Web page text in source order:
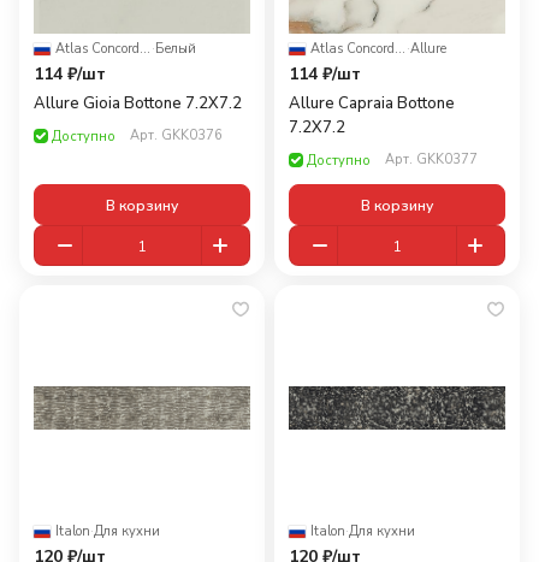
Atlas Concorde Russia ·Белый
114 ₽/шт
Allure Gioia Bottone 7.2X7.2
Доступно Арт. GKK0376
В корзину
Atlas Concorde Russia ·Allure
114 ₽/шт
Allure Capraia Bottone
7.2X7.2
Доступно Арт. GKK0377
В корзину
Italon·Для кухни
120 ₽/шт
Italon·Для кухни
120 ₽/шт